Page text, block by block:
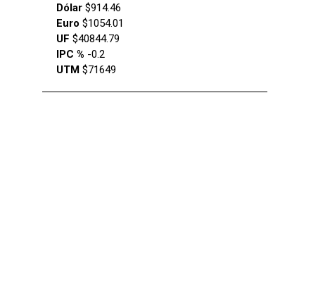
Dólar $914.46
Euro $1054.01
UF $40844.79
IPC % -0.2
UTM $71649